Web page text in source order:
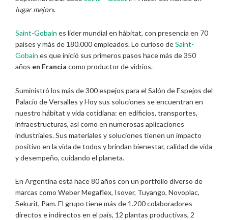
lugar mejor«.
Saint-Gobain es líder mundial en hábitat, con presencia en 70
países y más de 180.000 empleados. Lo curioso deSaint-
Gobain es que inició sus primeros pasos hace más de 350
años en Francia como productor de vidrios.
Suministró los más de 300 espejos para el Salón de Espejos del
Palacio de Versalles y Hoy sus soluciones se encuentran en
nuestro hábitat y vida cotidiana: en edificios, transportes,
infraestructuras, así como en numerosas aplicaciones
industriales. Sus materiales y soluciones tienen un impacto
positivo en la vida de todos y brindan bienestar, calidad de vida
y desempeño, cuidando el planeta.
En Argentina está hace 80 años con un portfolio diverso de
marcas como Weber Megaflex, Isover, Tuyango, Novoplac,
Sekurit, Pam. El grupo tiene más de 1.200 colaboradores
directos e indirectos en el país, 12 plantas productivas, 2